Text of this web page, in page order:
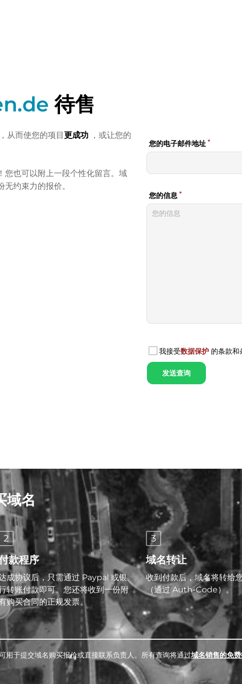
待售
，从而使您的项目更成功 ，或让您的
您也可以附上一段个性化留言。域
约束力的报价。
域名
2
款程序
成协议后，只需通过 Paypal 或银
转账付款即可。您还将收到一份附
购买合同的正规发票。
3
域名转让
收到付款后，域名将转给
（通过 Auth-Code）。
用于提交域名购买报价或直接联系负责人。所有查询将通过域名销售的免